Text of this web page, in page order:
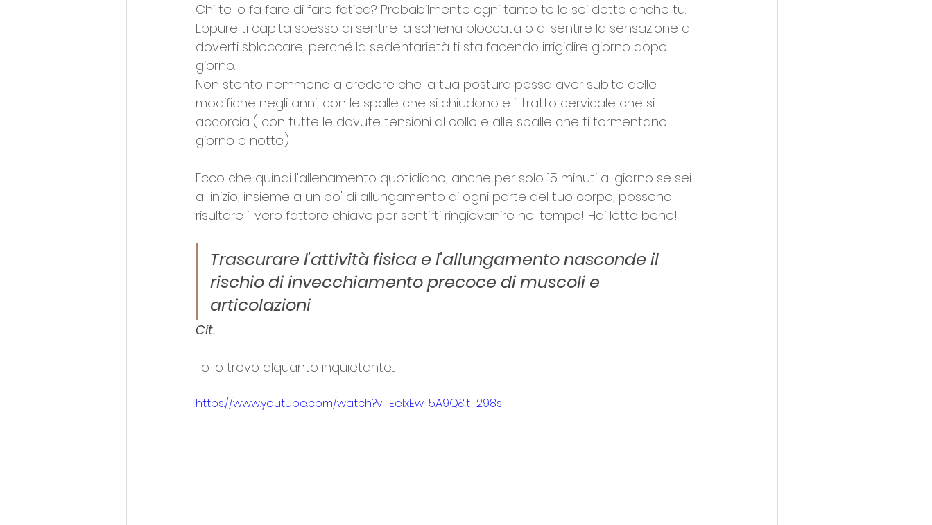
Chi te lo fa fare di fare fatica? Probabilmente ogni tanto te lo sei detto anche tu.
Eppure ti capita spesso di sentire la schiena bloccata o di sentire la sensazione di
doverti sbloccare, perché la sedentarietà ti sta facendo irrigidire giorno dopo
giorno.
Non stento nemmeno a credere che la tua postura possa aver subito delle
modifiche negli anni, con le spalle che si chiudono e il tratto cervicale che si
accorcia ( con tutte le dovute tensioni al collo e alle spalle che ti tormentano
giorno e notte.)
Ecco che quindi l'allenamento quotidiano, anche per solo 15 minuti al giorno se sei
all'inizio, insieme a un po' di allungamento di ogni parte del tuo corpo, possono
risultare il vero fattore chiave per sentirti ringiovanire nel tempo! Hai letto bene!
Trascurare l'attività fisica e l'allungamento nasconde il
rischio di invecchiamento precoce di muscoli e
articolazioni
Cit.
Io lo trovo alquanto inquietante....
https://www.youtube.com/watch?v=EeIxEwT5A9Q&t=298s